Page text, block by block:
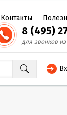
Контакты
8 (495)
для звонков